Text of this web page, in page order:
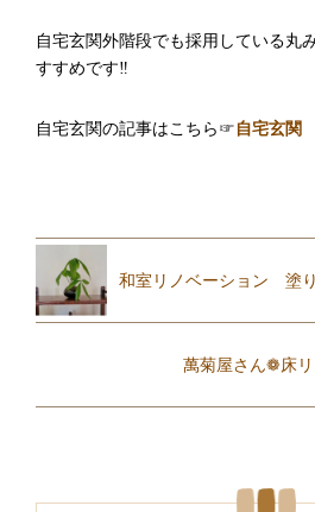
自宅玄関外階段でも採用している丸
すすめです‼
自宅玄関の記事はこちら☞ 自宅玄関
和室リノベーション 塗
萬菊屋さん❁床